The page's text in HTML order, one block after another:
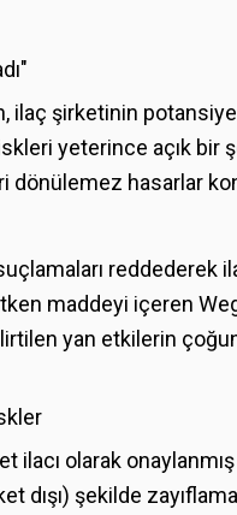
ilaç şirketinin
yeterince açık bir
hasarlar
reddederek
maddeyi içeren
yan etkilerin
ilacı olarak
dışı) şekilde